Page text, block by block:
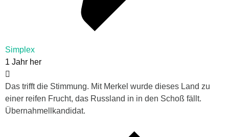
Simplex
1 Jahr her
Das trifft die Stimmung. Mit Merkel wurde dieses Land zu
einer reifen Frucht, das Russland in in den Schoß fällt.
Übernahmellkandidat.